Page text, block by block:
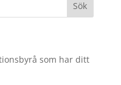
som har ditt